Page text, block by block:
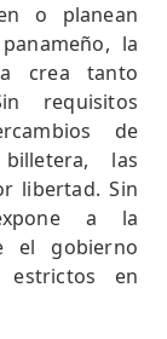
o planean
la
crea tanto
requisitos
de
las
libertad. Sin
a la
el gobierno
estrictos en